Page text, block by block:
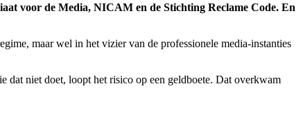
voor de Media, NICAM en de Stichting Reclame Code. En
maar wel in het vizier van de professionele media-instanties
dat niet doet, loopt het risico op een geldboete. Dat overkwam